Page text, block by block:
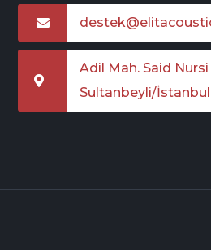
Adil Mah. Said Nursi
Sultanbeyli/İstanbul